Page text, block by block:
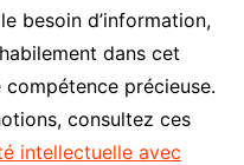
besoin d’information,
dans cet
précieuse.
consultez ces
intellectuelle avec